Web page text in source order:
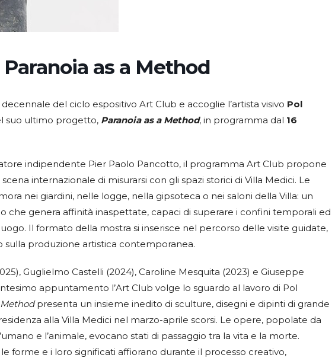
Paranoia as a Method
del ciclo espositivo Art Club e accoglie l’artista visivo Pol
suo ultimo progetto, Paranoia as a Method, in programma dal 16
indipendente Pier Paolo Pancotto, il programma Art Club propone
internazionale di misurarsi con gli spazi storici di Villa Medici. Le
nei giardini, nelle logge, nella gipsoteca o nei saloni della Villa: un
che genera affinità inaspettate, capaci di superare i confini temporali ed
Il formato della mostra si inserisce nel percorso delle visite guidate,
sulla produzione artistica contemporanea.
Guglielmo Castelli (2024), Caroline Mesquita (2023) e Giuseppe
appuntamento l’Art Club volge lo sguardo al lavoro di Pol
presenta un insieme inedito di sculture, disegni e dipinti di grande
alla Villa Medici nel marzo-aprile scorsi. Le opere, popolate da
e l’animale, evocano stati di passaggio tra la vita e la morte.
forme e i loro significati affiorano durante il processo creativo,